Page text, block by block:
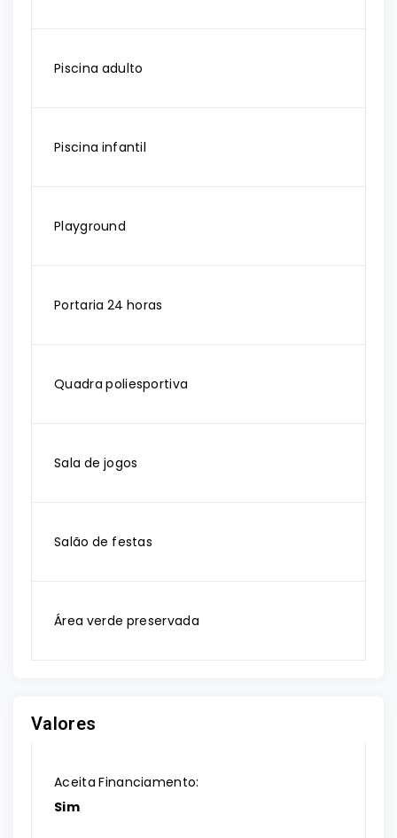
Piscina adulto
Piscina infantil
Playground
Portaria 24 horas
Quadra poliesportiva
Sala de jogos
Salão de festas
Área verde preservada
Valores
Aceita Financiamento:
Sim